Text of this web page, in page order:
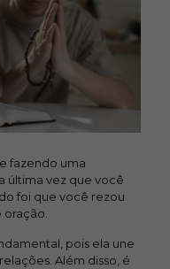
fazendo uma
última vez que você
foi que você rezou
oração.
pois ela une
Além disso, é